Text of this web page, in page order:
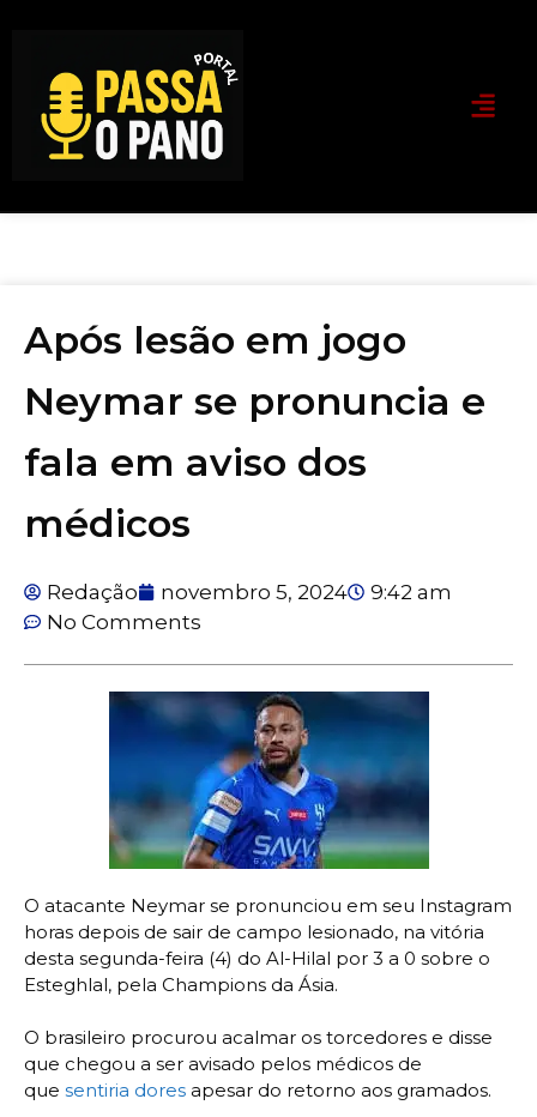
Após lesão em jogo
Neymar se pronuncia e
fala em aviso dos
médicos
Redação novembro 5, 2024
9:42 am
No Comments
O atacante Neymar se pronunciou em seu Instagram
horas depois de sair de campo lesionado, na vitória
desta segunda-feira (4) do Al-Hilal por 3 a 0 sobre o
Esteghlal, pela Champions da Ásia.
O brasileiro procurou acalmar os torcedores e disse
que chegou a ser avisado pelos médicos de
que sentiria dores apesar do retorno aos gramados.